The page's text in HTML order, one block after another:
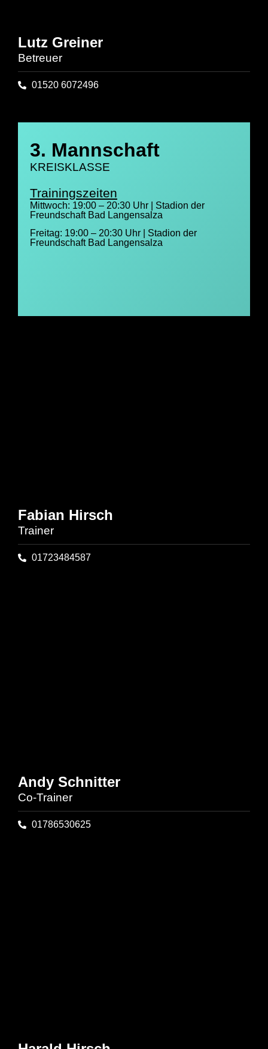
Lutz Greiner
Betreuer
01520 6072496
3. Mannschaft
KREISKLASSE
Trainingszeiten
Mittwoch: 19:00 – 20:30 Uhr | Stadion der
Freundschaft Bad Langensalza
Freitag: 19:00 – 20:30 Uhr | Stadion der
Freundschaft Bad Langensalza
Fabian Hirsch
Trainer
01723484587
Andy Schnitter
Co-Trainer
01786530625